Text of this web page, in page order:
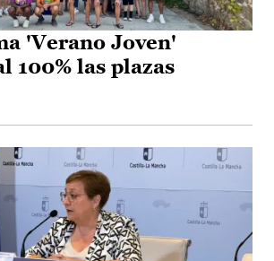
'Verano Joven'
100% las plazas